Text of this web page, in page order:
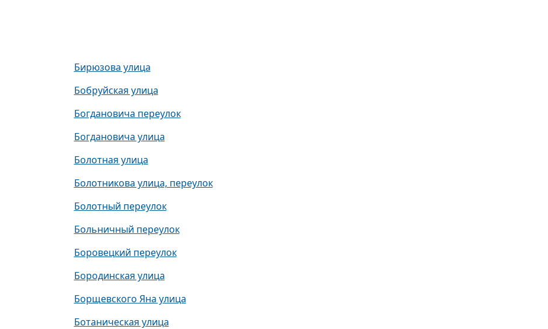
Бирюзова улица
Бобруйская улица
Богдановича переулок
Богдановича улица
Болотная улица
Болотникова улица, переулок
Болотный переулок
Больничный переулок
Боровецкий переулок
Бородинская улица
Борщевского Яна улица
Ботаническая улица